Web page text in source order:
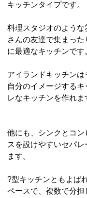
キッチンタイプです。
料理スタジオのような
さんの友達で集まっ
に最適なキッチンです
アイランドキッチンは
自分のイメージする
レなキッチンを作れま
他にも、シンクとコ
スを設けやすいセパ
ます。
?型キッチンともよば
ペースで、複数で分